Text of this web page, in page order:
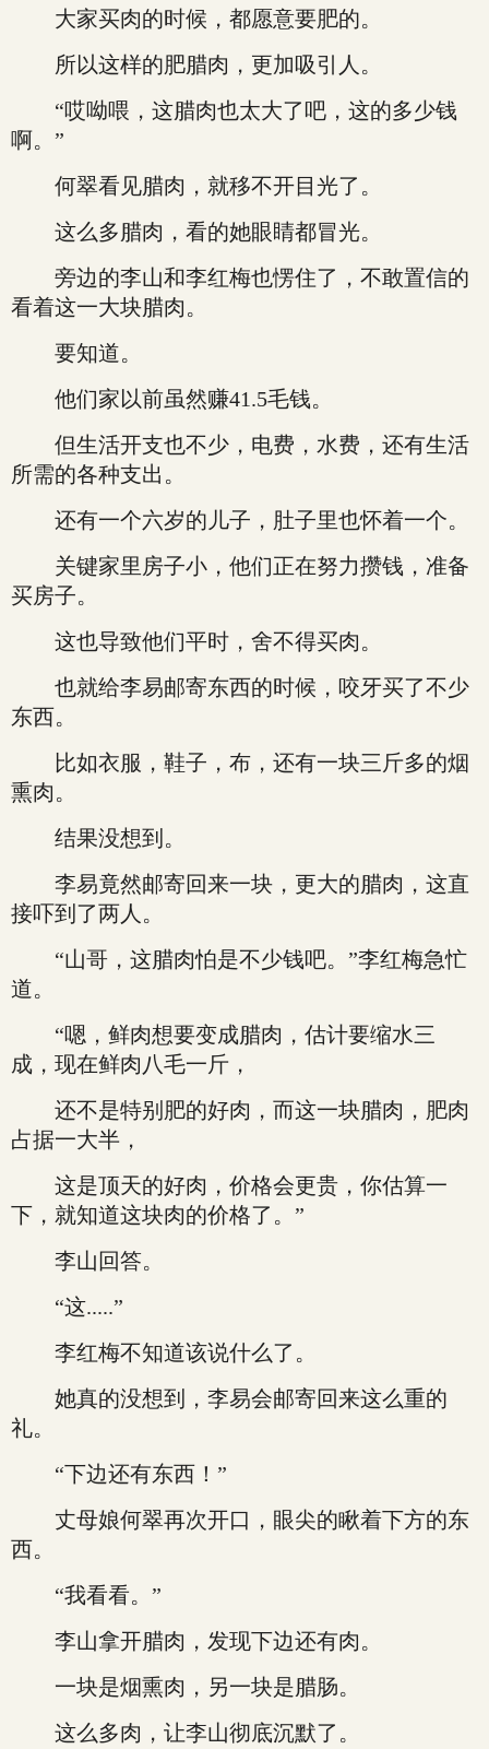
大家买肉的时候，都愿意要肥的。
所以这样的肥腊肉，更加吸引人。
“哎呦喂，这腊肉也太大了吧，这的多少钱
啊。”
何翠看见腊肉，就移不开目光了。
这么多腊肉，看的她眼睛都冒光。
旁边的李山和李红梅也愣住了，不敢置信的
看着这一大块腊肉。
要知道。
他们家以前虽然赚41.5毛钱。
但生活开支也不少，电费，水费，还有生活
所需的各种支出。
还有一个六岁的儿子，肚子里也怀着一个。
关键家里房子小，他们正在努力攒钱，准备
买房子。
这也导致他们平时，舍不得买肉。
也就给李易邮寄东西的时候，咬牙买了不少
东西。
比如衣服，鞋子，布，还有一块三斤多的烟
熏肉。
结果没想到。
李易竟然邮寄回来一块，更大的腊肉，这直
接吓到了两人。
“山哥，这腊肉怕是不少钱吧。”李红梅急忙
道。
“嗯，鲜肉想要变成腊肉，估计要缩水三
成，现在鲜肉八毛一斤，
还不是特别肥的好肉，而这一块腊肉，肥肉
占据一大半，
这是顶天的好肉，价格会更贵，你估算一
下，就知道这块肉的价格了。”
李山回答。
“这.....”
李红梅不知道该说什么了。
她真的没想到，李易会邮寄回来这么重的
礼。
“下边还有东西！”
丈母娘何翠再次开口，眼尖的瞅着下方的东
西。
“我看看。”
李山拿开腊肉，发现下边还有肉。
一块是烟熏肉，另一块是腊肠。
这么多肉，让李山彻底沉默了。